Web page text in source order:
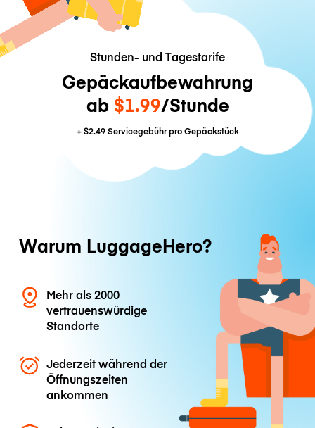
Stunden- und Tagestarife
Gepäckaufbewahrung
ab $1.99/Stunde
+$2.49Servicegebühr pro Gepäckstück
Warum LuggageHero?
Mehr als 2000
vertrauenswürdige
Standorte
Jederzeit während der
Öffnungszeiten
ankommen